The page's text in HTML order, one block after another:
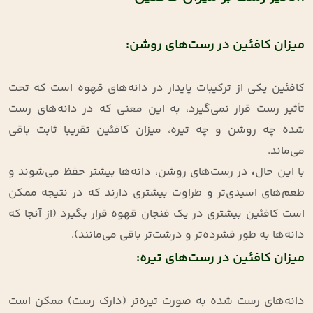
میزان کافئین در رست‌های روشن:
کافئین یکی از ترکیبات پایدار در دانه‌های قهوه است که تحت
تأثیر رست قرار نمی‌گیرد، به این معنی که در دانه‌های رست
شده چه روشن و چه تیره، میزان کافئین تقریبا ثابت باقی
می‌ماند.
با این حال، در رست‌های روشن، دانه‌ها بیشتر حفظ می‌شوند و
طعم‌های اسیدی‌تر و طراوت بیشتری دارند که در نتیجه ممکن
است کافئین بیشتری در یک فنجان قهوه قرار بگیرد (از آنجا که
دانه‌ها به طور فشرده‌تر و درشت‌تر باقی می‌مانند).
میزان کافئین در رست‌های تیره:
دانه‌های رست شده به صورت تیره‌تر (دارک رست) ممکن است